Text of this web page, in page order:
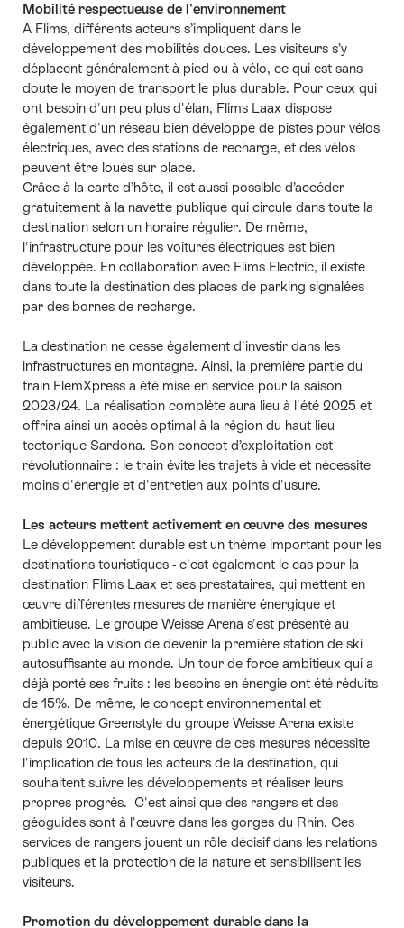
Mobilité respectueuse de l'environnement
A Flims, différents acteurs s’impliquent dans le
développement des mobilités douces. Les visiteurs s’y
déplacent généralement à pied ou à vélo, ce qui est sans
doute le moyen de transport le plus durable. Pour ceux qui
ont besoin d'un peu plus d'élan, Flims Laax dispose
également d'un réseau bien développé de pistes pour vélos
électriques, avec des stations de recharge, et des vélos
peuvent être loués sur place.
Grâce à la carte d’hôte, il est aussi possible d’accéder
gratuitement à la navette publique qui circule dans toute la
destination selon un horaire régulier. De même,
l'infrastructure pour les voitures électriques est bien
développée. En collaboration avec Flims Electric, il existe
dans toute la destination des places de parking signalées
par des bornes de recharge.
La destination ne cesse également d'investir dans les
infrastructures en montagne. Ainsi, la première partie du
train FlemXpress a été mise en service pour la saison
2023/24. La réalisation complète aura lieu à l'été 2025 et
offrira ainsi un accès optimal à la région du haut lieu
tectonique Sardona. Son concept d’exploitation est
révolutionnaire : le train évite les trajets à vide et nécessite
moins d'énergie et d'entretien aux points d'usure.
Les acteurs mettent activement en œuvre des mesures
Le développement durable est un thème important pour les
destinations touristiques - c'est également le cas pour la
destination Flims Laax et ses prestataires, qui mettent en
œuvre différentes mesures de manière énergique et
ambitieuse. Le groupe Weisse Arena s'est présenté au
public avec la vision de devenir la première station de ski
autosuffisante au monde. Un tour de force ambitieux qui a
déjà porté ses fruits : les besoins en énergie ont été réduits
de 15%. De même, le concept environnemental et
énergétique Greenstyle du groupe Weisse Arena existe
depuis 2010. La mise en œuvre de ces mesures nécessite
l'implication de tous les acteurs de la destination, qui
souhaitent suivre les développements et réaliser leurs
propres progrès. C'est ainsi que des rangers et des
géoguides sont à l'œuvre dans les gorges du Rhin. Ces
services de rangers jouent un rôle décisif dans les relations
publiques et la protection de la nature et sensibilisent les
visiteurs.
Promotion du développement durable dans la